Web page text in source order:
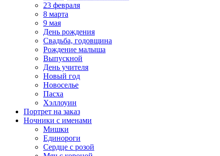
23 февраля
8 марта
9 мая
День рождения
Свадьба, годовщина
Рождение малыша
Выпускной
День учителя
Новый год
Новоселье
Пасха
Хэллоуин
Портрет на заказ
Ночники с именами
Мишки
Единороги
Сердце с розой